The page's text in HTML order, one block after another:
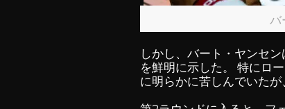
バ
しかし、バート・ヤンセ
を鮮明に示した。 特にロ
に明らかに苦しんでいたが